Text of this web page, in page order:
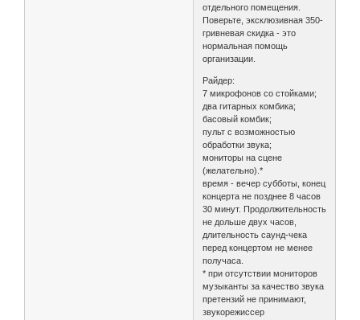
отдельного помещения.
Поверьте, эксклюзивная 350-
гривневая скидка - это
нормальная помощь
организации.
Райдер:
7 микрофонов со стойками;
два гитарных комбика;
басовый комбик;
пульт с возможностью
обработки звука;
мониторы на сцене
(желательно).*
время - вечер субботы, конец
концерта не позднее 8 часов
30 минут. Продолжительность
не дольше двух часов,
длительность саунд-чека
перед концертом не менее
получаса.
* при отсутствии мониторов
музыканты за качество звука
претензий не принимают,
звукорежиссер